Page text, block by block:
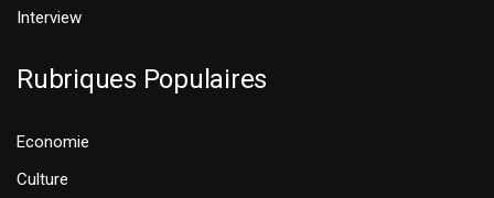
Interview
Rubriques Populaires
Economie
Culture